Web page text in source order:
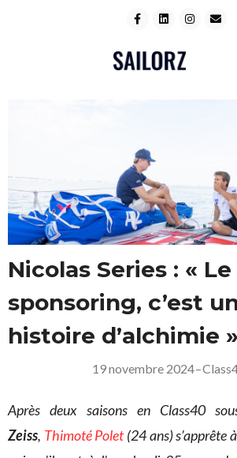
Nicolas Series : « Le
sponsoring, c’est
histoire d’alchimie »
19 novembre 2024–
Après deux saisons en Class40
Zeiss, Thimoté Polet(24 ans) s’apprête